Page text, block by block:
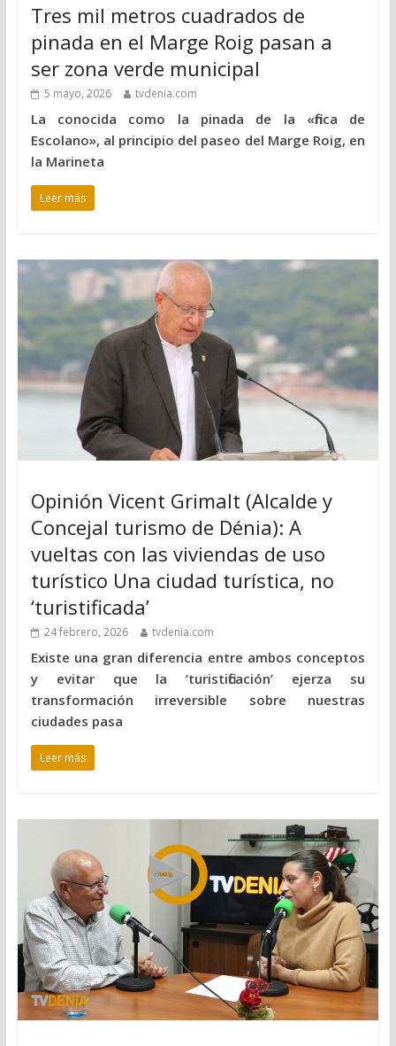
Tres mil metros cuadrados de
pinada en el Marge Roig pasan a
ser zona verde municipal
5 mayo, 2026 tvdenia.com
La conocida como la pinada de la «finca de
Escolano», al principio del paseo del Marge Roig, en
la Marineta
Leer más
Opinión Vicent Grimalt (Alcalde y
Concejal turismo de Dénia): A
vueltas con las viviendas de uso
turístico Una ciudad turística, no
‘turistificada’
24 febrero, 2026 tvdenia.com
Existe una gran diferencia entre ambos conceptos
y evitar que la ‘turistificación’ ejerza su
transformación irreversible sobre nuestras
ciudades pasa
Leer más